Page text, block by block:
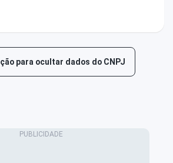
para ocultar dados do CNPJ